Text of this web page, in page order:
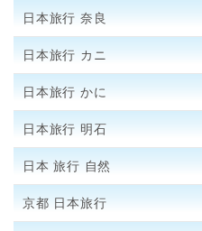
日本旅行 奈良
日本旅行 カニ
日本旅行 かに
日本旅行 明石
日本 旅行 自然
京都 日本旅行